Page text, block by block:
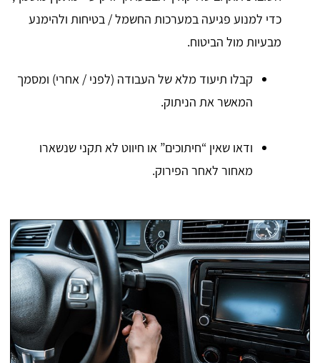
כדי למנוע פגיעה במערכות החשמל / בטיחות ולהימנע
מבעיות מול הביטוח.
קבלו תיעוד מלא של העבודה (לפני / אחרי) ומסמך
המאשר את הניתוק.
ודאו שאין “חיתוכים” או חיווט לא תקני שנשארו
מאחור לאחר הפירוק.